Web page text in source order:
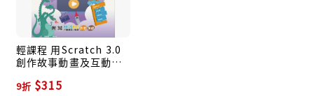
輕課程 用Scratch 3.0
創作故事動畫及互動遊
動學習一點通)
9折 $315